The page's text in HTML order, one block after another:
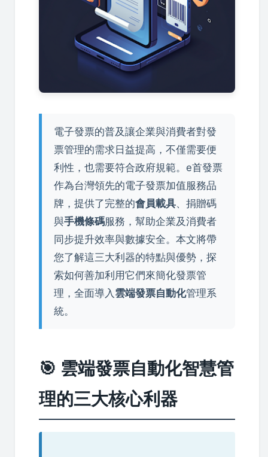
電子發票的普及讓企業與消費者對發
票管理的需求日益提高，不僅需要便
利性，也需要符合政府規範。e首發票
作為台灣領先的電子發票加值服務品
牌，提供了完整的會員載具、捐贈碼
與手機條碼服務，幫助企業及消費者
同步提升效率與數據安全。本文將帶
您了解這三大利器的特點與優勢，探
索如何善加利用它們來簡化發票管
理，全面導入 雲端發票自動化管理系
統。
🎯 雲端發票自動化智慧管
理的三大核心利器